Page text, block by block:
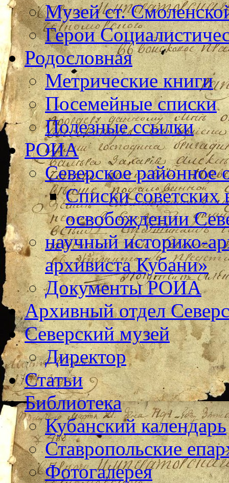
Музей ст.
Герои
Родословная
Метрические книги
Посемейные списки
Полезные ссылки
РОИА
Северское
Списки
освобождении
научный историко-
архивиста Кубани»
Документы РОИА
Архивный отдел
Северский музей
Директор
Статьи
Библиотека
Кубанский календарь
Ставропольские
Фотогалерея